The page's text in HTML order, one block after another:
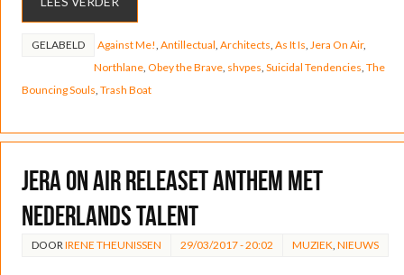
GELABELD Against Me! Antillectual Architects As It Is Jera On Air,
Northlane, Obey the Brave, shvpes Suicidal Tendencies The
Bouncing Souls Trash Boat
Jera On Air releaset anthem met
Nederlands talent
DOOR IRENE THEUNISSEN 29/03/2017 - 20:02 MUZIEK NIEUWS